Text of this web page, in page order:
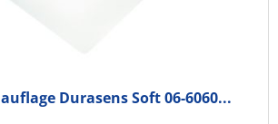
Durasens Soft 06-6060...